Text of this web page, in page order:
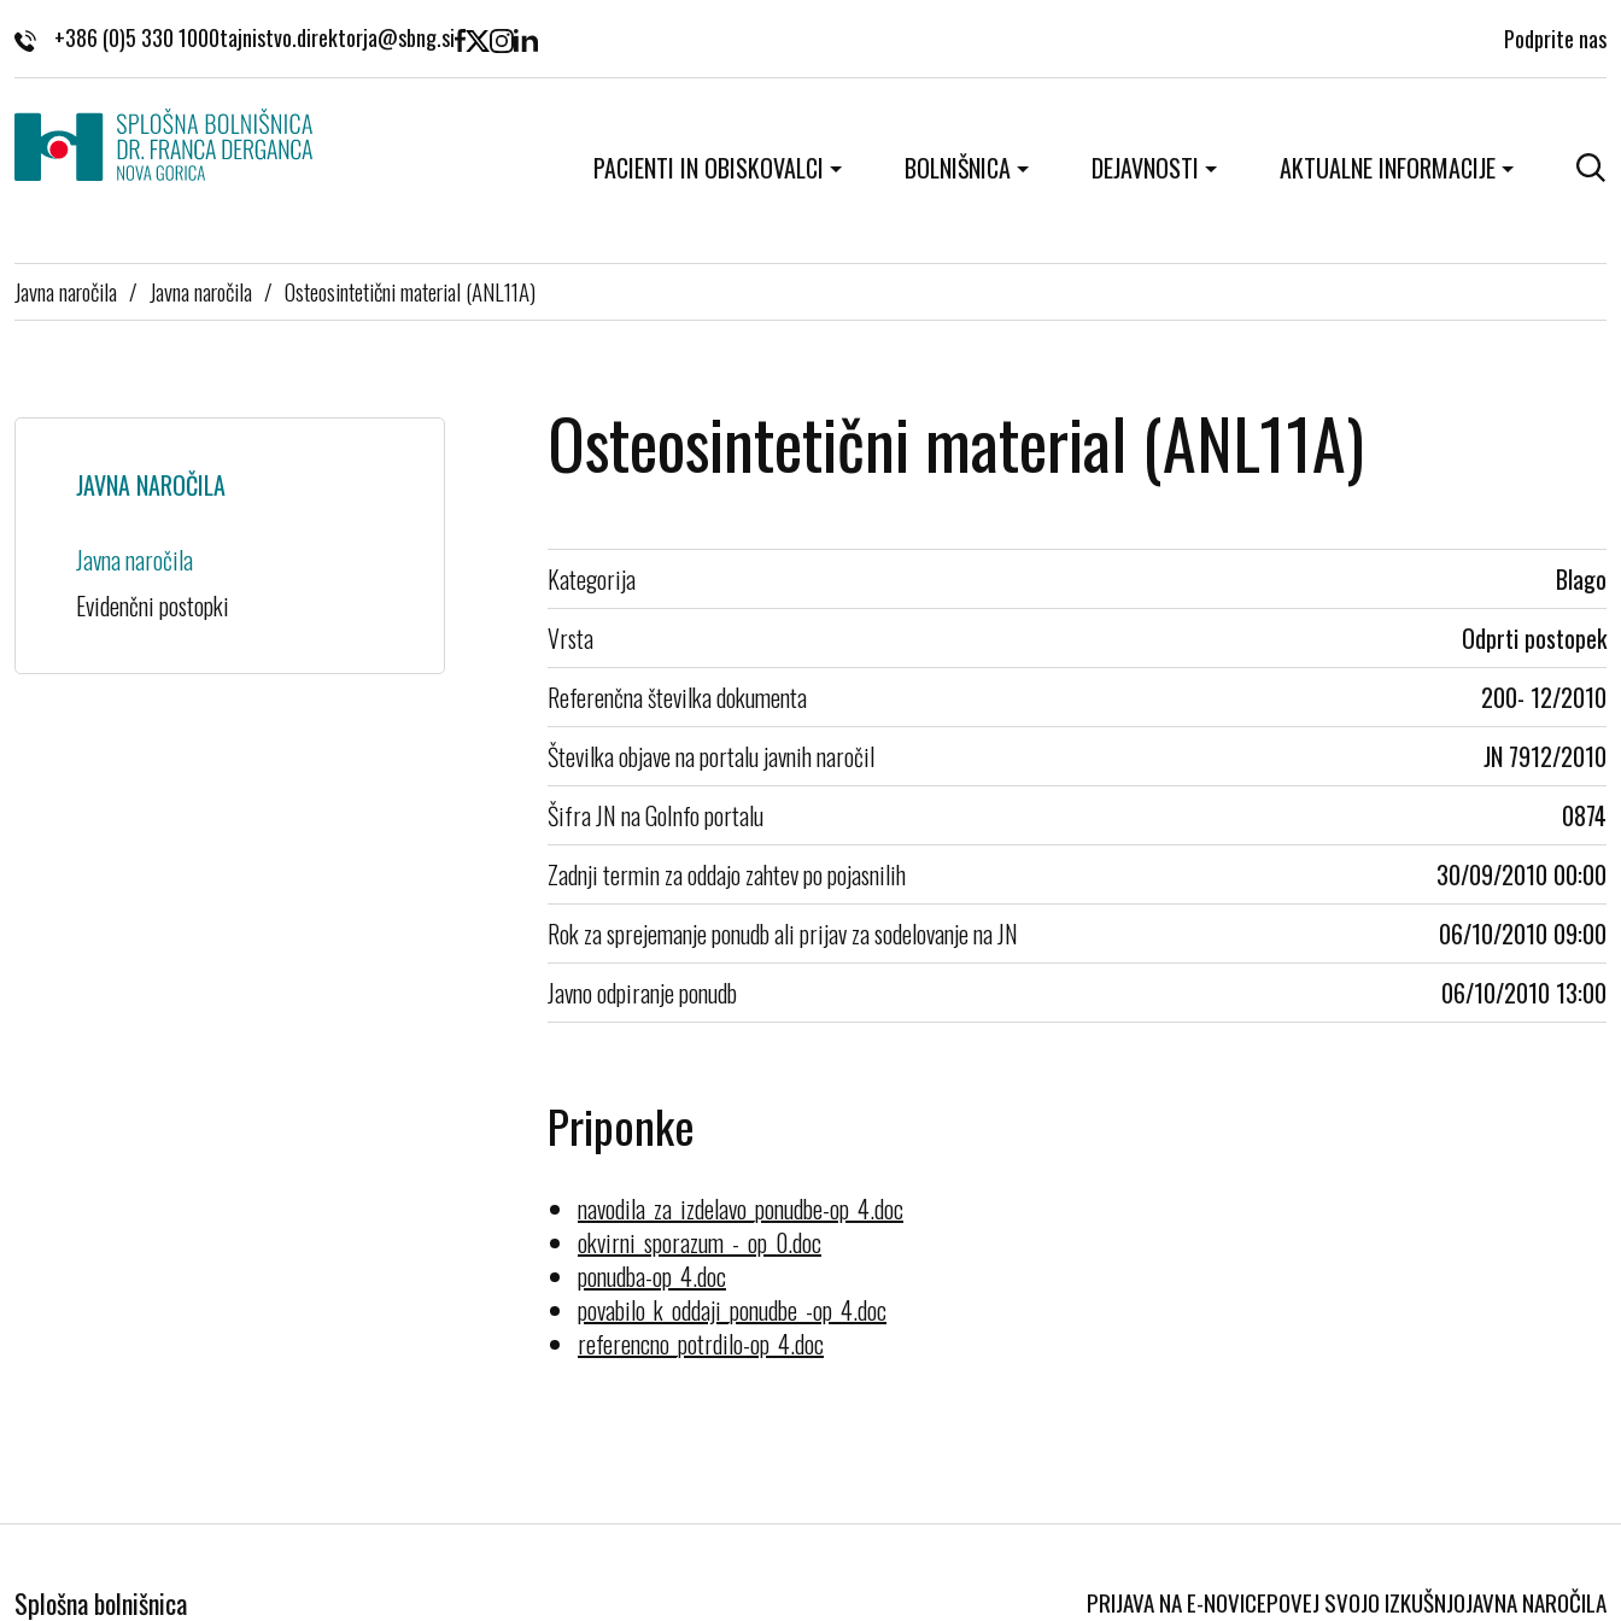
+386 (0)5 330 1000 Podprite nas
PACIENTI IN OBISKOVALCI BOLNIŠNICA DEJAVNOSTI AKTUALNE INFORMACIJE
Javna naročila / Javna naročila / Osteosintetični material (ANL11A)
JAVNA NAROČILA
Javna naročila
Evidenčni postopki
Osteosintetični material (ANL11A)
Kategorija
Blago
Vrsta
Odprti postopek
Referenčna številka dokumenta
200- 12/2010
Številka objave na portalu javnih naročil
JN 7912/2010
Šifra JN na GoInfo portalu
0874
Zadnji termin za oddajo zahtev po pojasnilih
30/09/2010 00:00
Rok za sprejemanje ponudb ali prijav za sodelovanje na JN
06/10/2010 09:00
Javno odpiranje ponudb
06/10/2010 13:00
Priponke
navodila_za_izdelavo_ponudbe-op_4.doc
okvirni_sporazum_-_op_0.doc
ponudba-op_4.doc
povabilo_k_oddaji_ponudbe_-op_4.doc
referencno_potrdilo-op_4.doc
Splošna bolnišnica
PRIJAVA NA E-NOVICEPOVEJ SVOJO IZKUŠNJOJAVNA NAROČILA